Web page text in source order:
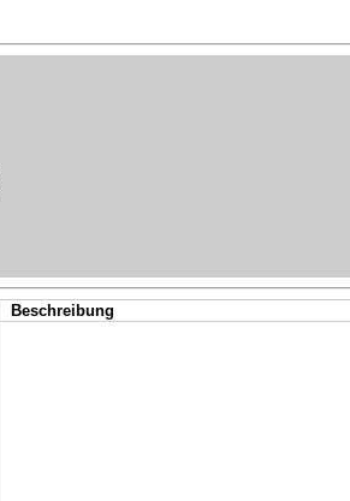
Beschreibung